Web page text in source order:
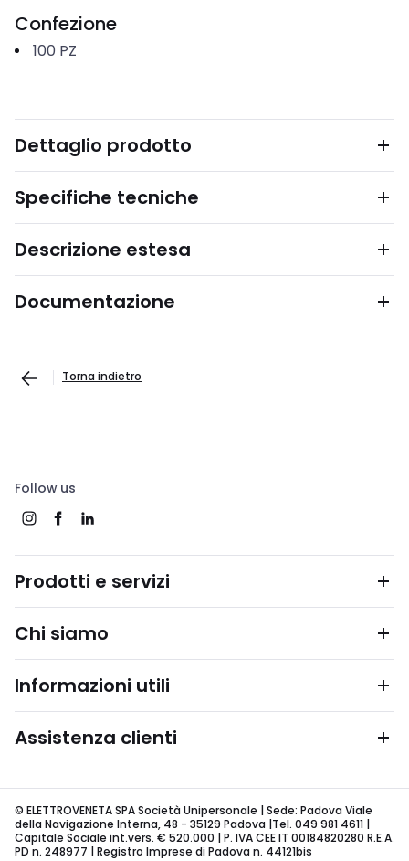
Confezione
100 PZ
Dettaglio prodotto
Specifiche tecniche
Descrizione estesa
Documentazione
Torna indietro
Follow us
Prodotti e servizi
Chi siamo
Informazioni utili
Assistenza clienti
© ELETTROVENETA SPA Società Unipersonale | Sede: Padova Viale
della Navigazione Interna, 48 - 35129 Padova |Tel. 049 981 4611 |
Capitale Sociale int.vers. € 520.000 | P. IVA CEE IT 00184820280 R.E.A.
PD n. 248977 | Registro Imprese di Padova n. 44121bis